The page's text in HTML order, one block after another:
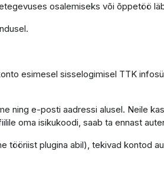
osalemiseks või õppetöö
esimesel sisselogimisel TTK
ning e-posti aadressi alusel. Neile
oma isikukoodi, saab ta ennast
tööriist plugina abil), tekivad kontod